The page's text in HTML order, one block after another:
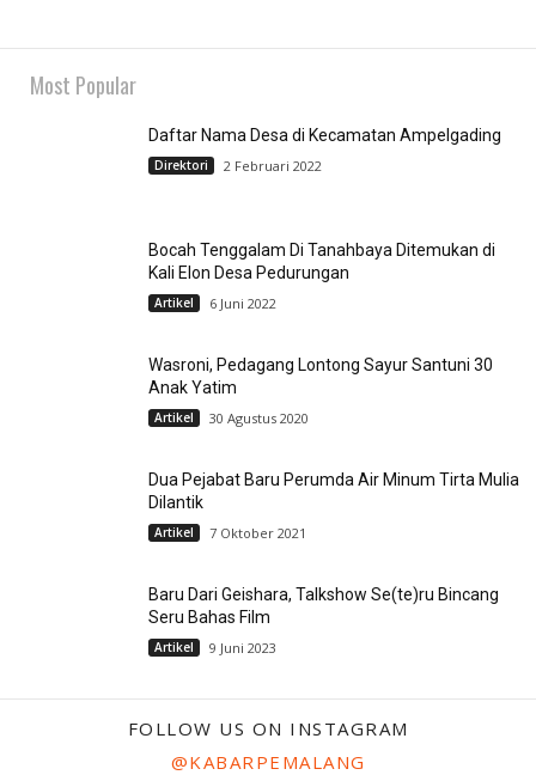
Most Popular
Daftar Nama Desa di Kecamatan Ampelgading
Direktori 2 Februari 2022
Bocah Tenggalam Di Tanahbaya Ditemukan di
Kali Elon Desa Pedurungan
Artikel 6 Juni 2022
Wasroni, Pedagang Lontong Sayur Santuni 30
Anak Yatim
Artikel 30 Agustus 2020
Dua Pejabat Baru Perumda Air Minum Tirta Mulia
Dilantik
Artikel 7 Oktober 2021
Baru Dari Geishara, Talkshow Se(te)ru Bincang
Seru Bahas Film
Artikel 9 Juni 2023
FOLLOW US ON INSTAGRAM
@KABARPEMALANG